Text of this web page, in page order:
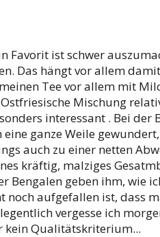
Favorit ist schwer
Das hängt vor allem
Tee vor allem mit
Mischung
interessant . Bei
ganze Weile
auch zu einer netten
kräftig, malziges
Bengalen geben ihm, wie
aufgefallen ist, dass
vergesse ich
kein Qualitätskriterium...